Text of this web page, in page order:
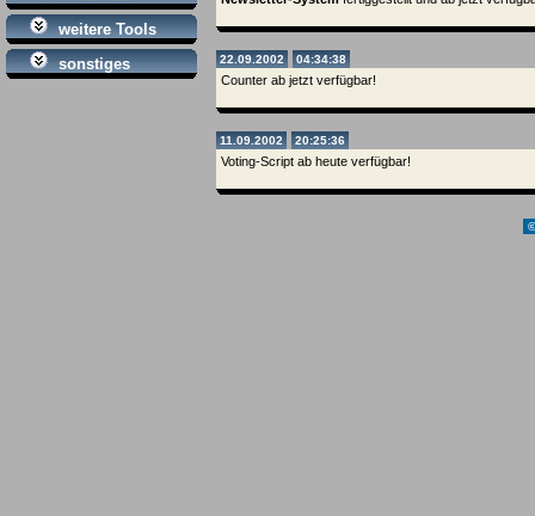
weitere Tools
sonstiges
22.09.2002 04:34:38
Counter ab jetzt verfügbar!
11.09.2002 20:25:36
Voting-Script ab heute verfügbar!